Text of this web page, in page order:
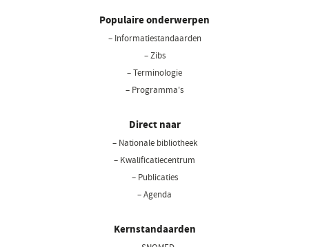
Populaire onderwerpen
– Informatiestandaarden
– Zibs
– Terminologie
– Programma's
Direct naar
– Nationale bibliotheek(opent
– Kwalificatiecentrum
– Publicaties
– Agenda
Kernstandaarden